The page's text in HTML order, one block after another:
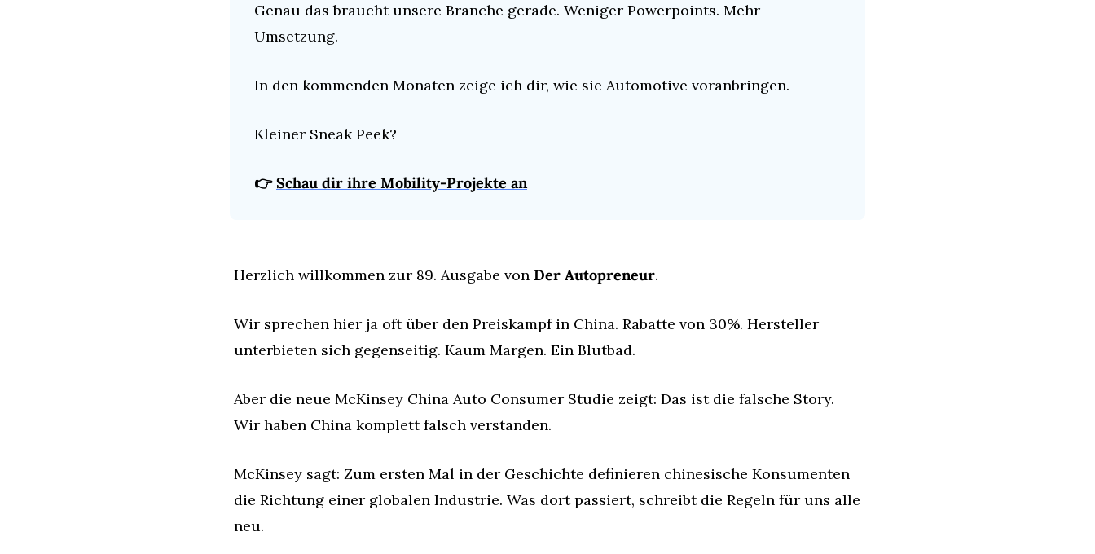
Genau das braucht unsere Branche gerade. Weniger Powerpoints. Mehr
Umsetzung.
In den kommenden Monaten zeige ich dir, wie sie Automotive voranbringen.
Kleiner Sneak Peek?
👉 Schau dir ihre Mobility-Projekte an
Herzlich willkommen zur 89. Ausgabe von Der Autopreneur.
Wir sprechen hier ja oft über den Preiskampf in China. Rabatte von 30%. Hersteller
unterbieten sich gegenseitig. Kaum Margen. Ein Blutbad.
Aber die neue McKinsey China Auto Consumer Studie zeigt: Das ist die falsche Story.
Wir haben China komplett falsch verstanden.
McKinsey sagt: Zum ersten Mal in der Geschichte definieren chinesische Konsumenten
die Richtung einer globalen Industrie. Was dort passiert, schreibt die Regeln für uns alle
neu.